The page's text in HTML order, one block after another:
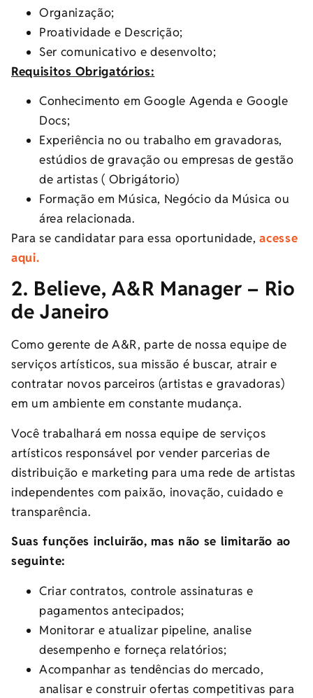
Organização;
Proatividade e Descrição;
Ser comunicativo e desenvolto;
Requisitos Obrigatórios:
Conhecimento em Google Agenda e Google
Docs;
Experiência no ou trabalho em gravadoras,
estúdios de gravação ou empresas de gestão
de artistas ( Obrigátorio)
Formação em Música, Negócio da Música ou
área relacionada.
Para se candidatar para essa oportunidade,acesse
aqui.
2. Believe, A&R Manager – Rio
de Janeiro
Como gerente de A&R, parte de nossa equipe de
serviços artísticos, sua missão é buscar, atrair e
contratar novos parceiros (artistas e gravadoras)
em um ambiente em constante mudança.
Você trabalhará em nossa equipe de serviços
artísticos responsável por vender parcerias de
distribuição e marketing para uma rede de artistas
independentes com paixão, inovação, cuidado e
transparência.
Suas funções incluirão, mas não se limitarão ao
seguinte:
Criar contratos, controle assinaturas e
pagamentos antecipados;
Monitorar e atualizar pipeline, analise
desempenho e forneça relatórios;
Acompanhar as tendências do mercado,
analisar e construir ofertas competitivas para